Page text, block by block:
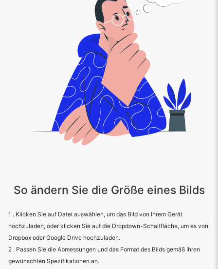
So ändern Sie die Größe eines Bilds
1 . Klicken Sie auf Datei auswählen, um das Bild von Ihrem Gerät
hochzuladen, oder klicken Sie auf die Dropdown-Schaltfläche, um es von
Dropbox oder Google Drive hochzuladen.
2 . Passen Sie die Abmessungen und das Format des Bilds gemäß Ihren
gewünschten Spezifikationen an.